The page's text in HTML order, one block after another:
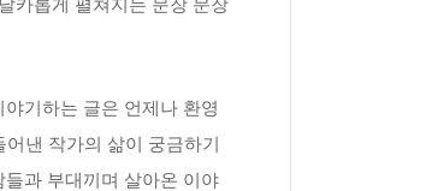
카롭게 펼쳐지는 문장 문장
기하는 글은 언제나 환영
낸 작가의 삶이 궁금하기
들과 부대끼며 살아온 이야